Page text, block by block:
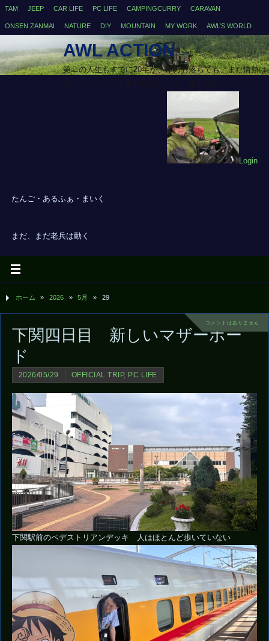
TAM JEEP CAR LIFE PC LIFE CAMPINGCURRY CARAVAN
ONSEN ZANMAI NATURE DIY MOUNTAIN MY WORK AWL’S WORLD
AWL ACTION
第二の人生もすでに20年が、体力も落ちても、まだ情熱は
Login
たんご・あるふぁ・まいく
まだ、まだ老兵は動く
ホーム » 2026 » 5月 » 29
コメントはありません
下関四日目 新しいマザーボー
ド
2026/05/29 OFFICIAL TRIP, PC LIFE
下関駅前のペデストリアンデッキ 人はほとんど歩いていない